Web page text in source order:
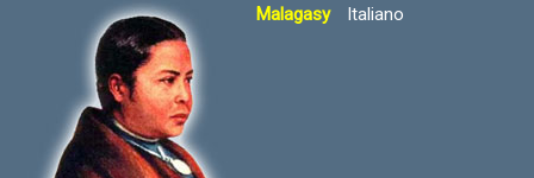
Malagasy Italiano